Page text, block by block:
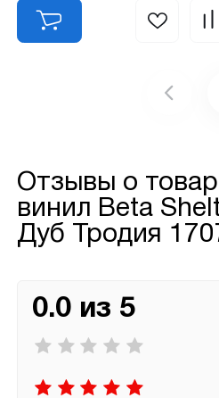
Отзывы о
винил Beta
Дуб Тродия
0.0 из 5